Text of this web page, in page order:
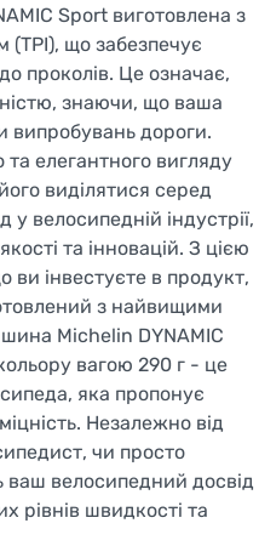
Sport виготовлена з
що забезпечує
до проколів. Це означає,
знаючи, що ваша
випробувань дороги.
елегантного вигляду
виділятися серед
велосипедній індустрії,
та інновацій. З цією
інвестуєте в продукт,
з найвищими
Michelin DYNAMIC
вагою 290 г - це
яка пропонує
Незалежно від
чи просто
велосипедний досвід
рівнів швидкості та